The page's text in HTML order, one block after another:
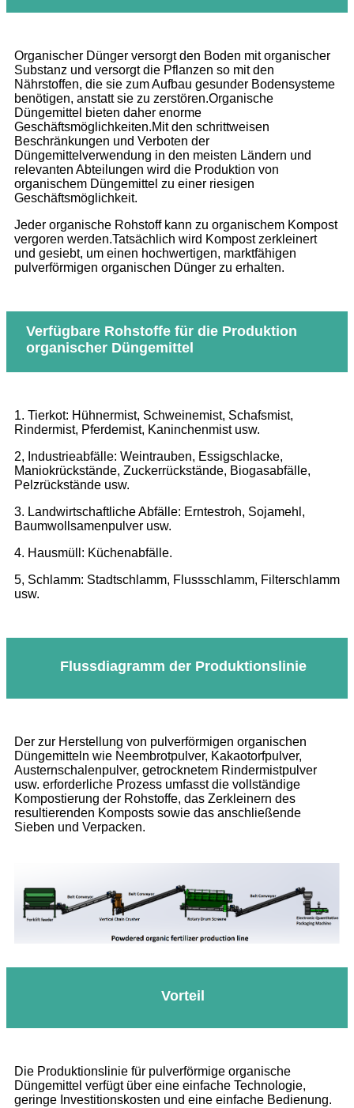
Organischer Dünger versorgt den Boden mit organischer
Substanz und versorgt die Pflanzen so mit den
Nährstoffen, die sie zum Aufbau gesunder Bodensysteme
benötigen, anstatt sie zu zerstören.Organische
Düngemittel bieten daher enorme
Geschäftsmöglichkeiten.Mit den schrittweisen
Beschränkungen und Verboten der
Düngemittelverwendung in den meisten Ländern und
relevanten Abteilungen wird die Produktion von
organischem Düngemittel zu einer riesigen
Geschäftsmöglichkeit.
Jeder organische Rohstoff kann zu organischem Kompost
vergoren werden.Tatsächlich wird Kompost zerkleinert
und gesiebt, um einen hochwertigen, marktfähigen
pulverförmigen organischen Dünger zu erhalten.
Verfügbare Rohstoffe für die Produktion
organischer Düngemittel
1. Tierkot: Hühnermist, Schweinemist, Schafsmist,
Rindermist, Pferdemist, Kaninchenmist usw.
2, Industrieabfälle: Weintrauben, Essigschlacke,
Maniokrückstände, Zuckerrückstände, Biogasabfälle,
Pelzrückstände usw.
3. Landwirtschaftliche Abfälle: Erntestroh, Sojamehl,
Baumwollsamenpulver usw.
4. Hausmüll: Küchenabfälle.
5, Schlamm: Stadtschlamm, Flussschlamm, Filterschlamm
usw.
Flussdiagramm der Produktionslinie
Der zur Herstellung von pulverförmigen organischen
Düngemitteln wie Neembrotpulver, Kakaotorfpulver,
Austernschalenpulver, getrocknetem Rindermistpulver
usw. erforderliche Prozess umfasst die vollständige
Kompostierung der Rohstoffe, das Zerkleinern des
resultierenden Komposts sowie das anschließende
Sieben und Verpacken.
Vorteil
Die Produktionslinie für pulverförmige organische
Düngemittel verfügt über eine einfache Technologie,
geringe Investitionskosten und eine einfache Bedienung.